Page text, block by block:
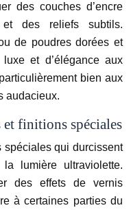
des couches d’encre
des reliefs subtils.
de poudres dorées et
et d’élégance aux
bien aux
audacieux.
finitions spéciales
spéciales qui durcissent
lumière ultraviolette.
des effets de vernis
à certaines parties du